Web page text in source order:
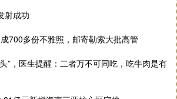
射成功
700多份不雅照，邮寄勒索大批高管
”，医生提醒：二者万不可同吃，吃牛肉是有